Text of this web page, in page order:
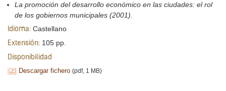
La promoción del desarrollo económico en las ciudades: el rol
de los gobiernos municipales (2001).
Idioma: Castellano
Extensión: 105 pp.
Disponibilidad
Descargar fichero (pdf, 1 MB)